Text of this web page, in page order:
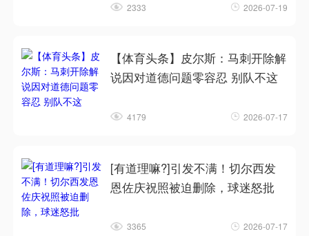
2333 2026-07-19
【体育头条】皮尔斯：马刺开除解
说因对道德问题零容忍 别队不这
4179 2026-07-17
[有道理嘛?]引发不满！切尔西发
恩佐庆祝照被迫删除，球迷怒批
3365 2026-07-17